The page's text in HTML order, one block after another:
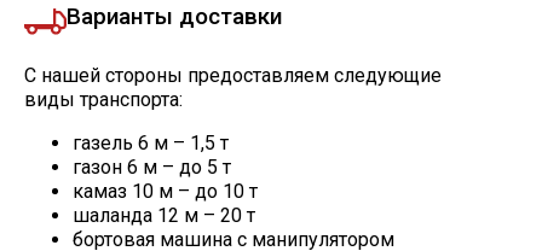
Варианты доставки
С нашей стороны предоставляем следующие
виды транспорта:
газель 6 м – 1,5 т
газон 6 м – до 5 т
камаз 10 м – до 10 т
шаланда 12 м – 20 т
бортовая машина с манипулятором